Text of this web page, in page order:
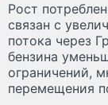
Рост
связан с
потока через
бензина
ограничений,
перемещения